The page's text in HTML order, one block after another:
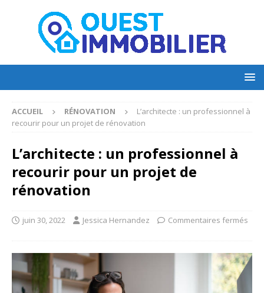
ACCUEIL RÉNOVATION
L’architecte : un professionnel à
recourir pour un projet de rénovation
L’architecte : un professionnel à
recourir pour un projet de
rénovation
juin 30, 2022 Jessica Hernandez Commentaires fermés